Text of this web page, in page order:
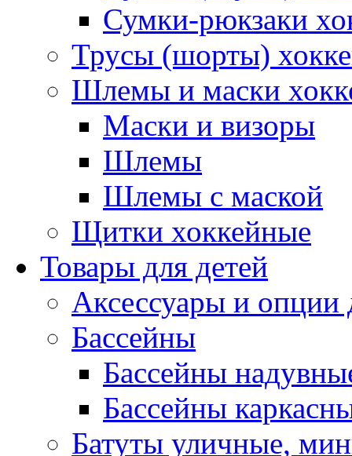
Сумки-рюкзаки
Трусы (шорты)
Шлемы и маски
Маски и визоры
Шлемы
Шлемы с маской
Щитки хоккейные
Товары для детей
Аксессуары и опции
Бассейны
Бассейны
Бассейны
Батуты уличные,